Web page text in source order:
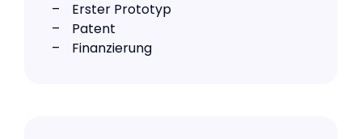
Erster Prototyp
Patent
Finanzierung